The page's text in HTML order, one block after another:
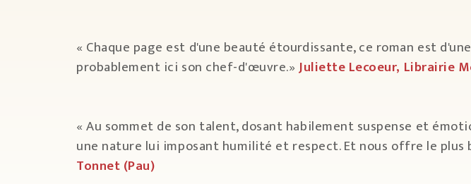
« Chaque page est d'une beauté étourdissante, ce roman est
probablement ici son chef-d'œuvre.»Juliette Lecoeur, Librairie
« Au sommet de son talent, dosant habilement suspense et
une nature lui imposant humilité et respect. Et nous offre le plus
Tonnet (Pau)